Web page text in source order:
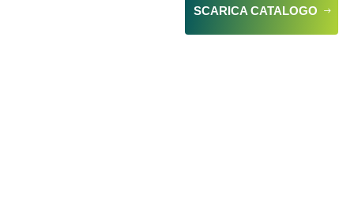
SCARICA CATALOGO